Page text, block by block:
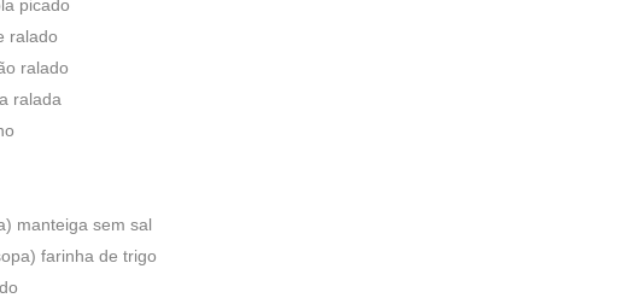
picado
ralado
ralado
ralada
manteiga sem sal
farinha de trigo